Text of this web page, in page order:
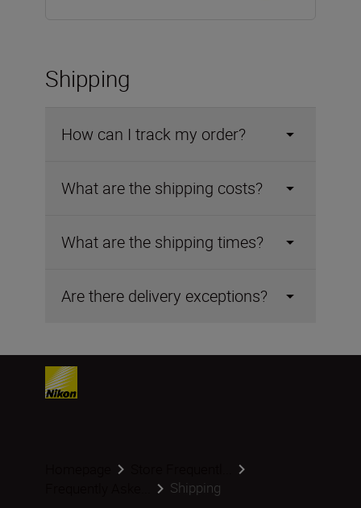
Shipping
How can I track my order?
What are the shipping costs?
What are the shipping times?
Are there delivery exceptions?
Shipping